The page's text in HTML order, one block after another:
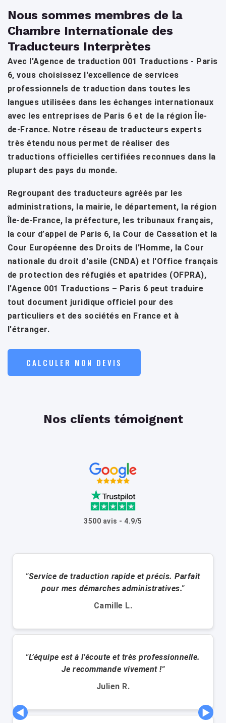
Nous sommes membres de la
Chambre Internationale des
Traducteurs Interprètes
Avec l'Agence de traduction 001 Traductions - Paris
6, vous choisissez l'excellence de services
professionnels de traduction dans toutes les
langues utilisées dans les échanges internationaux
avec les entreprises de Paris 6 et de la région Île-
de-France. Notre réseau de traducteurs experts
très étendu nous permet de réaliser des
traductions officielles certifiées reconnues dans la
plupart des pays du monde.
Regroupant des traducteurs agréés par les
administrations, la mairie, le département, la région
Île-de-France, la préfecture, les tribunaux français,
la cour d’appel de Paris 6, la Cour de Cassation et la
Cour Européenne des Droits de l'Homme, la Cour
nationale du droit d'asile (CNDA) et l'Office français
de protection des réfugiés et apatrides (OFPRA),
l'Agence 001 Traductions – Paris 6 peut traduire
tout document juridique officiel pour des
particuliers et des sociétés en France et à
l'étranger.
CALCULER MON DEVIS
Nos clients témoignent
3500 avis - 4.9/5
"Service de traduction rapide et précis. Parfait
pour mes démarches administratives."
Camille L.
"L’équipe est à l’écoute et très professionnelle.
Je recommande vivement !"
Julien R.
◀ ▶